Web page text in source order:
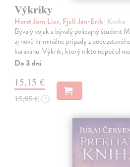
Výkriky
Horst Jorn Lier, Fjell Jan-Erik| Kniha
Bývalý vojak a bývalý policajný študent
aj nové kriminálne prípady z
karavanu. Výkrik, ktorý nikto nepočul
Do 3 dní
15,15 €
15,95 € ?